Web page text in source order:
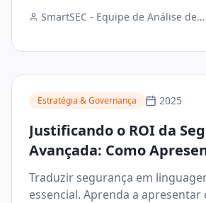
SmartSEC - Equipe de Análise de
Estratégia & Governança 2025
Justificando o ROI da
Avançada: Como
Trust e SASE ao Conselho
Administrativo
Traduzir segurança em
essencial. Aprenda a apresentar